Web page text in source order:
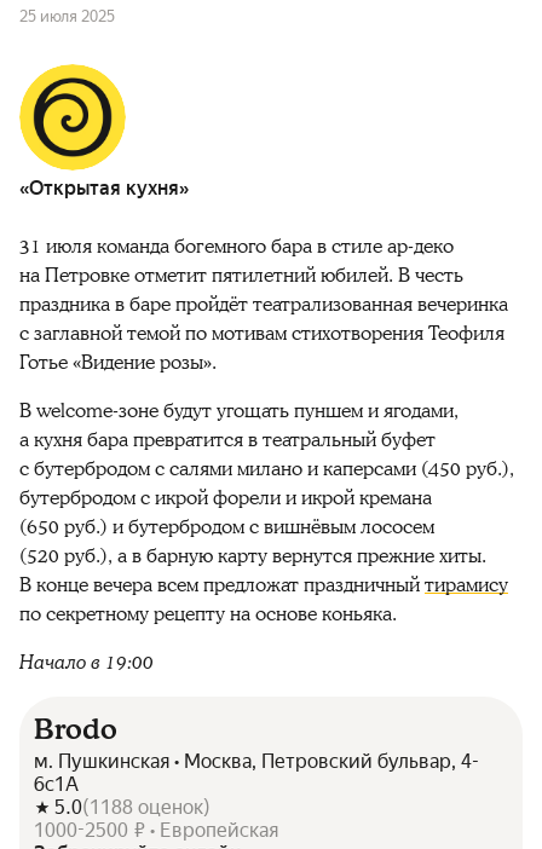
25 июля 2025
«Открытая кухня»
31 июля командабогемного бара в стиле ар-деко
на Петровке отметит пятилетний юбилей. В честь
праздника в баре пройдёт театрализованная вечеринка
с заглавной темойпо мотивам стихотворения Теофиля
Готье «Видение розы».
В welcome-зоне будут угощать пуншем и ягодами,
а кухня бара превратится втеатральный буфет
с бутербродом с салями милано и каперсами (450 руб.),
бутербродом с икрой форели и икрой кремана
(650 руб.) и бутербродом с вишнёвым лососем
(520 руб.), а в барную карту вернутся прежние хиты.
В конце вечера всем предложат праздничныйтирамису
по секретному рецепту на основе коньяка.
Начало в 19:00
Brodo
м. Пушкинская • Москва, Петровский бульвар, 4-
6с1А
5.0(1188 оценок)
1000-2500 ₽ • Европейская